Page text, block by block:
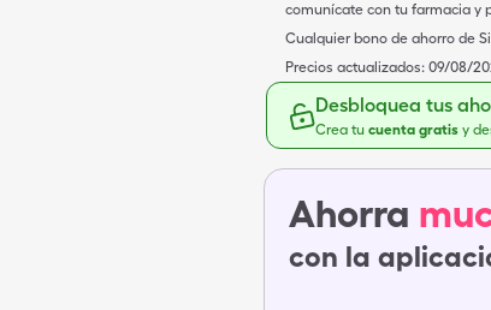
comunícate con tu farmacia y
Cualquier bono de ahorro de
Precios actualizados: 09/08/
Desbloquea tus
Crea tu cuenta gratis y
Ahorra
con la